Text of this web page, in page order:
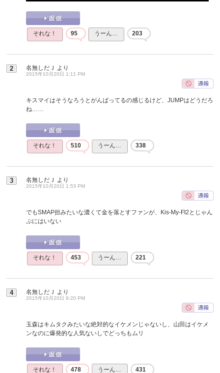
それな！ 95 うーん… 203
2 名無しだＪ より
2015年10月20日 1:11 PM
キスマイはそうなろうとがんばってるの感じるけど、JUMPはどうだろ
ね……
それな！ 510 うーん… 338
3 名無しだＪ より
2015年10月20日 1:53 PM
でもSMAP担みたいな濃くて金を落とすファンが、Kis-My-Ft2とじゃん
ぷにはいない
それな！ 453 うーん… 221
4 名無しだＪ より
2015年10月20日 9:20 PM
玉森はキムタクみたいな絶対的なイケメンじゃないし、山田はイケメ
ンなのに爆発的な人気ないしでどっちもムリ
それな！ 478 うーん… 431